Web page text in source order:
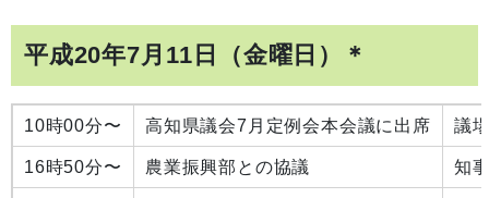
平成20年7月11日（金曜日）＊
10時00分〜 高知県議会7月定例会本会議に出席 議
16時50分〜 農業振興部との協議 知